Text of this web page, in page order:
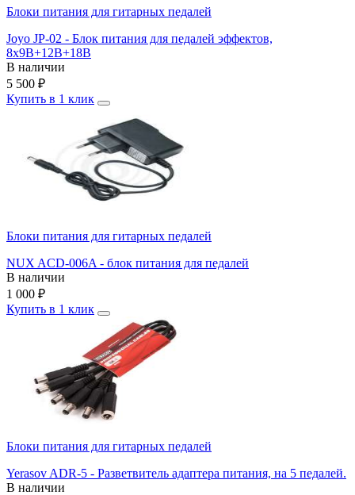
Блоки питания для гитарных педалей
Joyo JP-02 - Блок питания для педалей эффектов,
8х9В+12В+18В
В наличии
5 500 ₽
Купить в 1 клик
Блоки питания для гитарных педалей
NUX ACD-006A - блок питания для педалей
В наличии
1 000 ₽
Купить в 1 клик
Блоки питания для гитарных педалей
Yerasov ADR-5 - Разветвитель адаптера питания, на 5 педалей.
В наличии